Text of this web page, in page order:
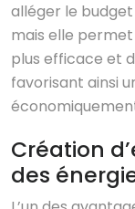
alléger le
mais elle
plus efficace et
favorisant ainsi
Création
des